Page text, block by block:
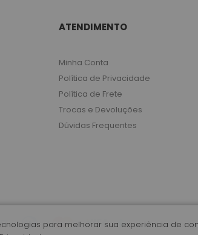
para melhorar sua experiência de
ATENDIMENTO
Minha Conta
Política de Privacidade
Política de Frete
Trocas e Devoluções
Dúvidas Frequentes